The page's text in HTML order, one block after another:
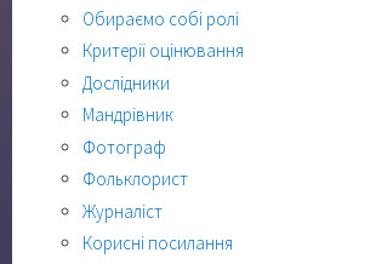
Обираємо собі ролі
Критерії оцінювання
Дослідники
Мандрівник
Фотограф
Фольклорист
Журналіст
Корисні посилання